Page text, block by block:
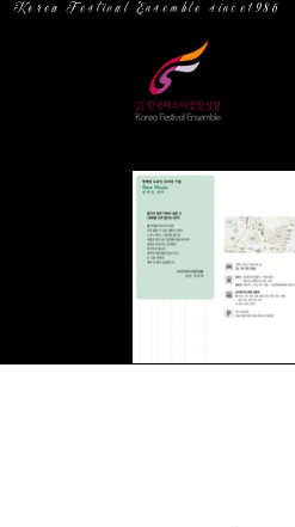
  Korea Festival Ensemble since1986